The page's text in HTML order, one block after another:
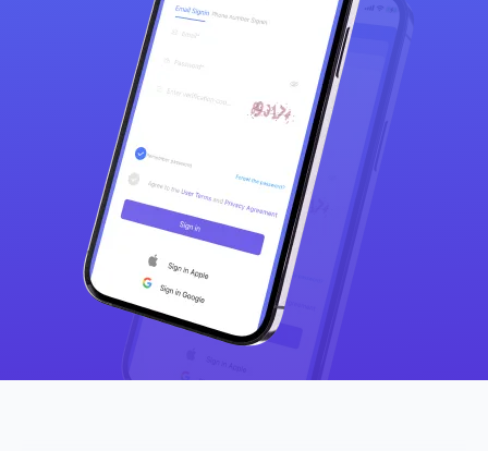
在配合EasySpider进行数据采集工作时，
Proxy302稳定的产品性能与灵活的收费
模式让我们有效降低了成本。
Naibo W